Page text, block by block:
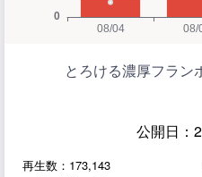
とろける濃厚フラン
公開日：
再生数：173,143